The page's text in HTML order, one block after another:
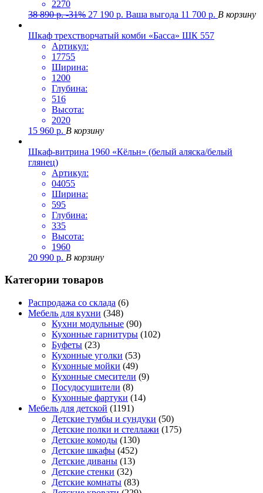
2270
38 890р. -31% 27 190 р. Ваша выгода 11 700 р. В корзину
Шкаф трехстворчатый комби «Басса» ШК 557
Артикул:
17755
Ширина:
1200
Глубина:
516
Высота:
2020
15 960 р. В корзину
Шкаф-витрина 1960 «Кёльн» (белый аляска/белый
глянец)
Артикул:
04055
Ширина:
595
Глубина:
335
Высота:
1960
20 990 р. В корзину
Категории товаров
Распродажа со склада (6)
Мебель для кухни (348)
Кухни модульные (90)
Кухонные гарнитуры (102)
Буфеты (23)
Кухонные уголки (53)
Кухонные мойки (49)
Кухонные смесители (9)
Посудосушители (8)
Кухонные фартуки (14)
Мебель для детской (1191)
Детские тумбы и сундуки (50)
Детские полки и стеллажи (175)
Детские комоды (130)
Детские шкафы (452)
Детские диваны (13)
Детские стенки (32)
Детские комнаты (83)